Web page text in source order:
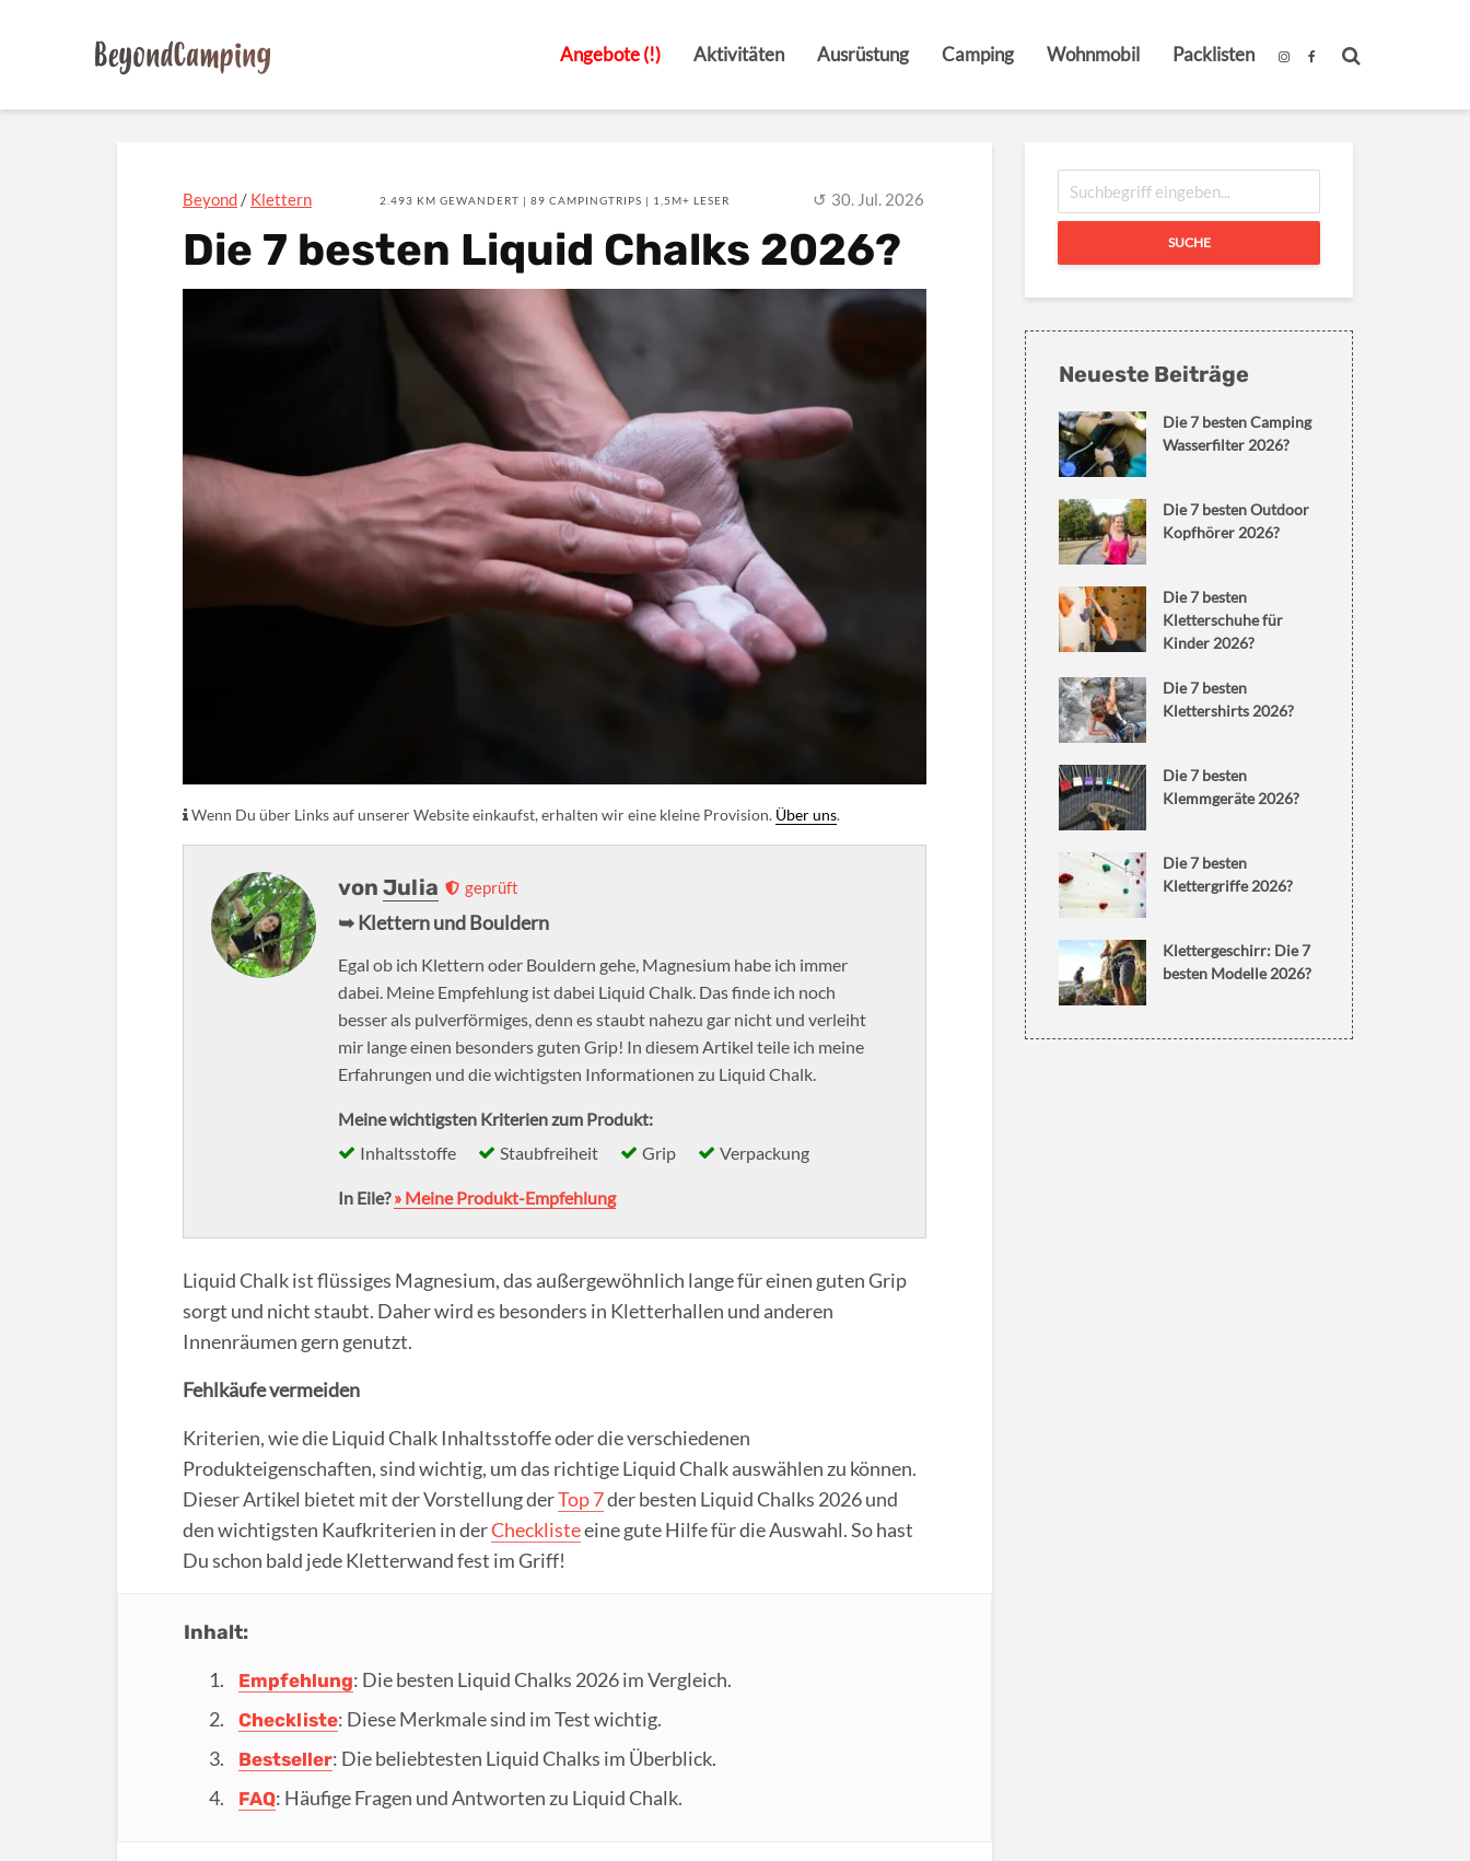
Angebote (!) Aktivitäten Ausrüstung Camping Wohnmobil Packlisten
Beyond / Klettern 2.493 KM GEWANDERT | 89 CAMPINGTRIPS | 1,5M+ LESER 30. Jul. 2026
Die 7 besten Liquid Chalks 2026?
Wenn Du über Links auf unserer Website einkaufst, erhalten wir eine kleine Provision. Über uns.
vonJulia geprüft
➥ Klettern und Bouldern
Egal ob ich Klettern oder Bouldern gehe, Magnesium habe ich immer
dabei. Meine Empfehlung ist dabei Liquid Chalk. Das finde ich noch
besser als pulverförmiges, denn es staubt nahezu gar nicht und verleiht
mir lange einen besonders guten Grip! In diesem Artikel teile ich meine
Erfahrungen und die wichtigsten Informationen zu Liquid Chalk.
Meine wichtigsten Kriterien zum Produkt:
Inhaltsstoffe
Staubfreiheit Grip Verpackung
In Eile?» Meine Produkt-Empfehlung
Liquid Chalk ist flüssiges Magnesium, das außergewöhnlich lange für einen guten Grip
sorgt und nicht staubt. Daher wird es besonders in Kletterhallen und anderen
Innenräumen gern genutzt.
Fehlkäufe vermeiden
Kriterien, wie die Liquid Chalk Inhaltsstoffe oder die verschiedenen
Produkteigenschaften, sind wichtig, um das richtige Liquid Chalk auswählen zu können.
Dieser Artikel bietet mit der Vorstellung derTop 7der besten Liquid Chalks 2026 und
den wichtigsten Kaufkriterien in derChecklisteeine gute Hilfe für die Auswahl. So hast
Du schon bald jede Kletterwand fest im Griff!
Inhalt:
Empfehlung: Die besten Liquid Chalks 2026 im Vergleich.
Checkliste: Diese Merkmale sind im Test wichtig.
Bestseller: Die beliebtesten Liquid Chalks im Überblick.
FAQ: Häufige Fragen und Antworten zu Liquid Chalk.
SUCHE
Neueste Beiträge
Die 7 besten Camping
Wasserfilter 2026?
Die 7 besten Outdoor
Kopfhörer 2026?
Die 7 besten
Kletterschuhe für
Kinder 2026?
Die 7 besten
Klettershirts 2026?
Die 7 besten
Klemmgeräte 2026?
Die 7 besten
Klettergriffe 2026?
Klettergeschirr: Die 7
besten Modelle 2026?